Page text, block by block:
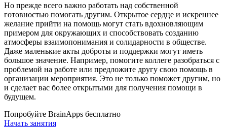
Но прежде всего важно работать над собственной
готовностью помогать другим. Открытое сердце и искреннее
желание прийти на помощь могут стать вдохновляющим
примером для окружающих и способствовать созданию
атмосферы взаимопонимания и солидарности в обществе.
Даже маленькие акты доброты и поддержки могут иметь
большое значение. Например, помогите коллеге разобраться с
проблемой на работе или предложите другу свою помощь в
организации мероприятия. Это не только поможет другим, но
и сделает вас более открытыми для получения помощи в
будущем.
Попробуйте BrainApps бесплатно
Начать занятия